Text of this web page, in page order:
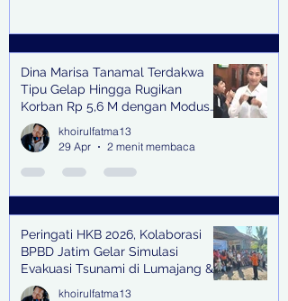
Dina Marisa Tanamal Terdakwa
Tipu Gelap Hingga Rugikan
Korban Rp 5,6 M dengan Modus
Kerja Sama Impor Bodong
khoirulfatma13
29 Apr
2 menit membaca
Peringati HKB 2026, Kolaborasi
BPBD Jatim Gelar Simulasi
Evakuasi Tsunami di Lumajang &
Trenggalek
khoirulfatma13